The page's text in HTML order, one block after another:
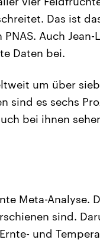
Das ist
Auch Jean-
Daten bei.
um über
sind es sechs
bei ihnen
Meta-Analyse.
sind.
und